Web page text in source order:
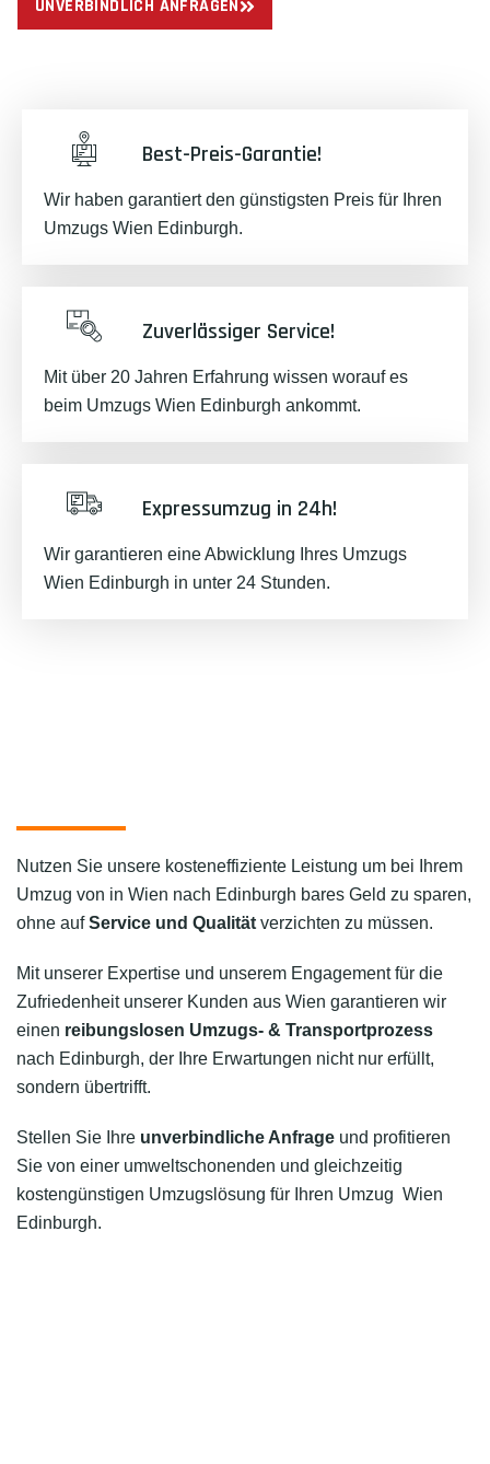
UNVERBINDLICH ANFRAGEN
Best-Preis-Garantie!
Wir haben garantiert den günstigsten Preis für Ihren
Umzugs Wien Edinburgh.
Zuverlässiger Service!
Mit über 20 Jahren Erfahrung wissen worauf es
beim Umzugs Wien Edinburgh ankommt.
Expressumzug in 24h!
Wir garantieren eine Abwicklung Ihres Umzugs
Wien Edinburgh in unter 24 Stunden.
Nutzen Sie unsere kosteneffiziente Leistung um bei Ihrem
Umzug von in Wien nach Edinburgh bares Geld zu sparen,
ohne aufService und Qualität verzichten zu müssen.
Mit unserer Expertise und unserem Engagement für die
Zufriedenheit unserer Kunden aus Wien garantieren wir
einen reibungslosen Umzugs- & Transportprozess
nach Edinburgh, der Ihre Erwartungen nicht nur erfüllt,
sondern übertrifft.
Stellen Sie Ihre unverbindliche Anfrage und profitieren
Sie von einer umweltschonenden und gleichzeitig
kostengünstigen Umzugslösung für Ihren Umzug Wien
Edinburgh.